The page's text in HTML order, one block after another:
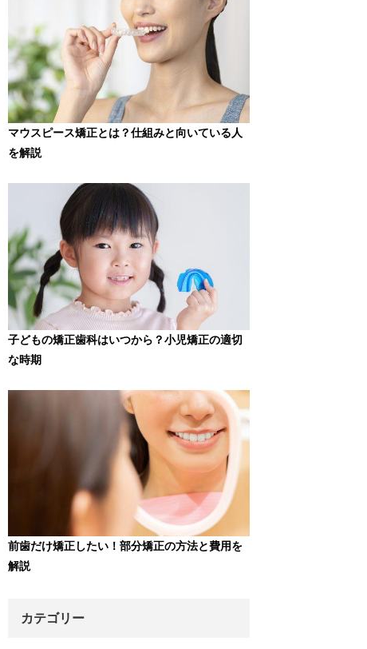
マウスピース矯正とは？仕組みと向いている人
を解説
子どもの矯正歯科はいつから？小児矯正の適切
な時期
前歯だけ矯正したい！部分矯正の方法と費用を
解説
カテゴリー